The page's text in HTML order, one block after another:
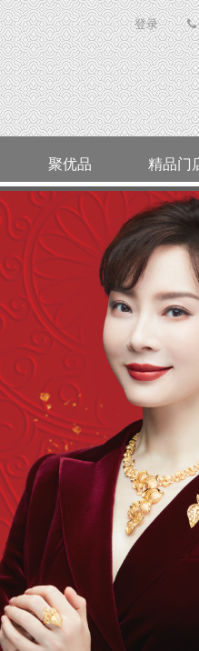
登录
公司招聘 公司荣
集团新闻 行业动
灵云翡翠 猛犸印
聚优品 精品门
文登 乳山